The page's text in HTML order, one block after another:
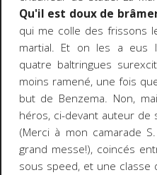
Qu'il est doux de
qui me colle des frissons
martial. Et on les a eus
quatre baltringues
moins ramené, une fois
but de Benzema. Non,
héros, ci-devant auteur
(Merci à mon camarade
grand messe!), coincés
sous speed, et une